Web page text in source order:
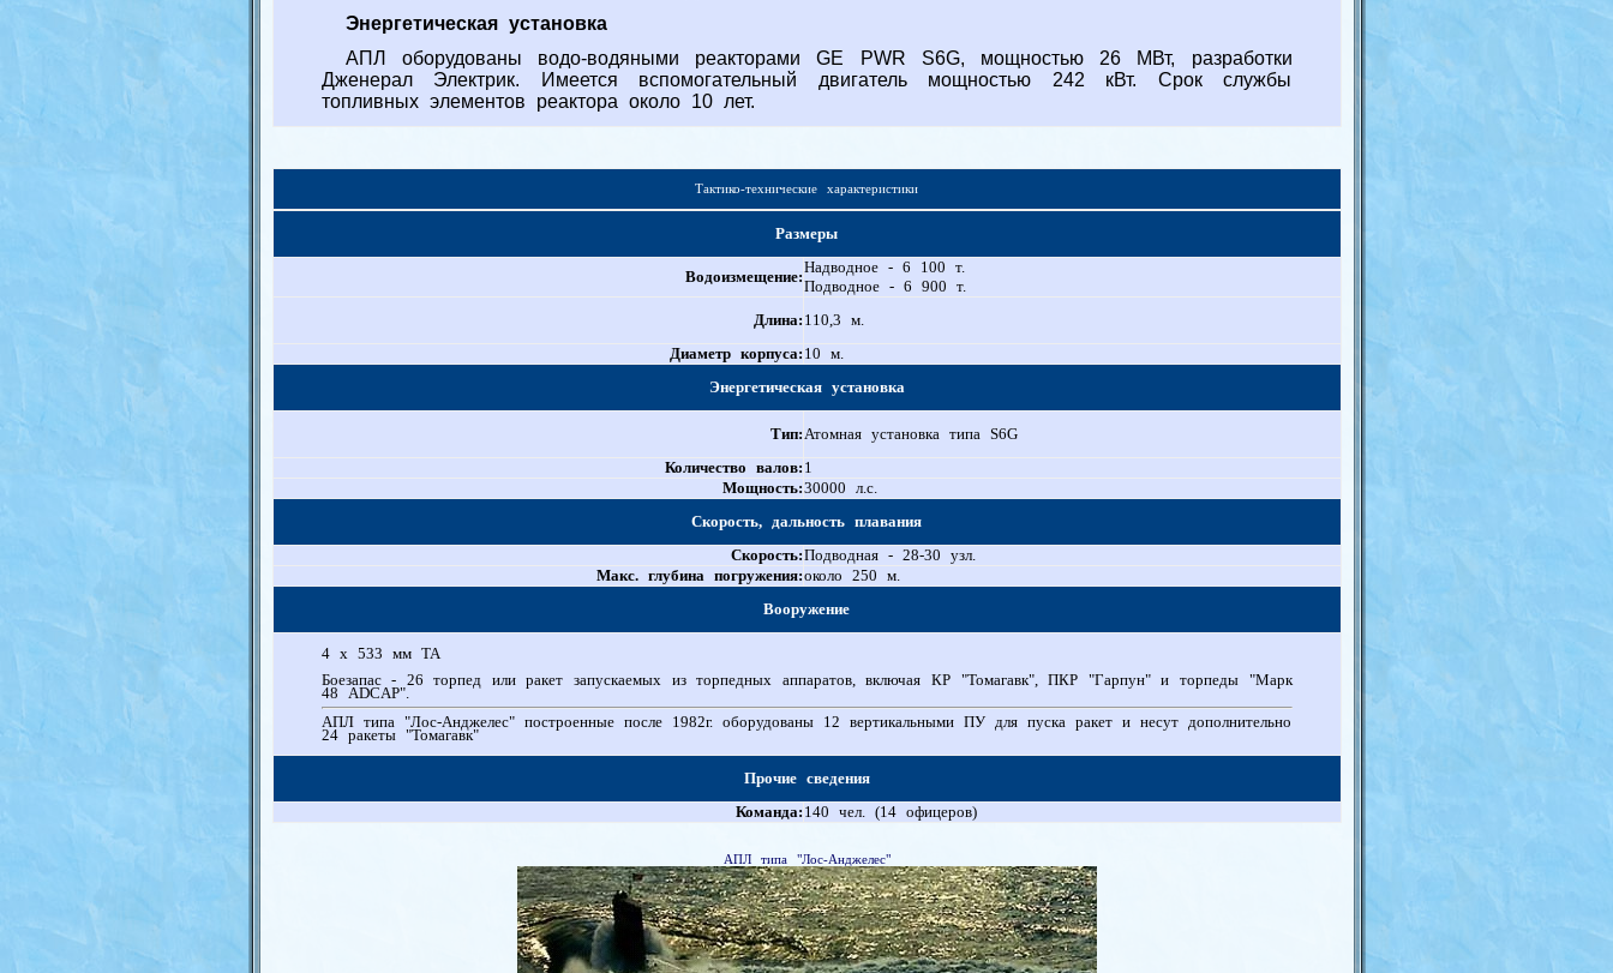
Энергетическая установка
АПЛ оборудованы водо-водяными реакторами GE PWR S6G, мощностью 26 МВт, разработки
Дженерал Электрик. Имеется вспомогательный двигатель мощностью 242 кВт. Срок службы
топливных элементов реактора около 10 лет.
Тактико-технические характеристики
Размеры
Водоизмещение:
Надводное - 6 100 т.
Подводное - 6 900 т.
Длина: 110,3 м.
Диаметр корпуса: 10 м.
Энергетическая установка
Тип:Атомная установка типа S6G
Количество валов: 1
Мощность:30000 л.с.
Скорость, дальность плавания
Скорость:Подводная - 28-30 узл.
Макс. глубина погружения:около 250 м.
Вооружение
4 х 533 мм ТА
Боезапас - 26 торпед или ракет запускаемых из торпедных аппаратов, включая КР "Томагавк", ПКР "Гарпун" и торпеды "Марк
48 ADCAP".
АПЛ типа "Лос-Анджелес" построенные после 1982г. оборудованы 12 вертикальными ПУ для пуска ракет и несут дополнительно
24 ракеты "Томагавк"
Прочие сведения
Команда: 140 чел. (14 офицеров)
АПЛ типа "Лос-Анджелес"